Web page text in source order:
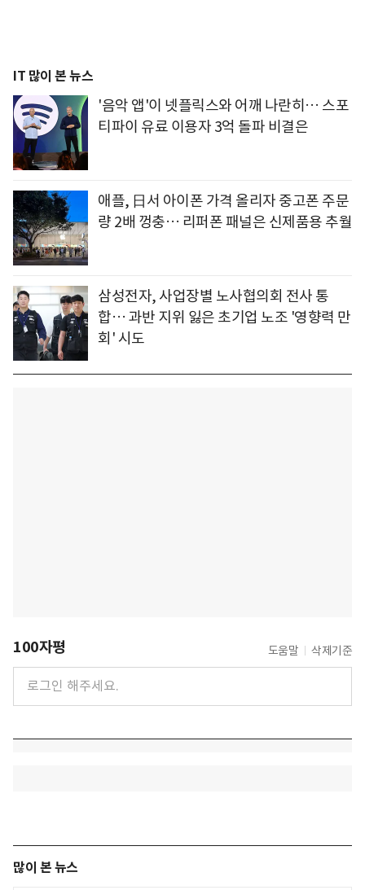
IT 많이 본 뉴스
'음악 앱'이 넷플릭스와 어깨 나란히… 스포
티파이 유료 이용자 3억 돌파 비결은
애플, 日서 아이폰 가격 올리자 중고폰 주문
량 2배 껑충… 리퍼폰 패널은 신제품용 추월
삼성전자, 사업장별 노사협의회 전사 통
합… 과반 지위 잃은 초기업 노조 '영향력 만
회' 시도
100자평 도움말 삭제기준
많이 본 뉴스